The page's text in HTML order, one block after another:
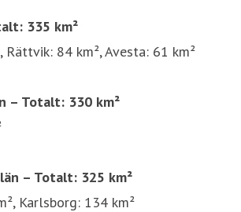
335 km²
84 km², Avesta: 61 km²
– Totalt: 330 km²
– Totalt: 325 km²
Karlsborg: 134 km²